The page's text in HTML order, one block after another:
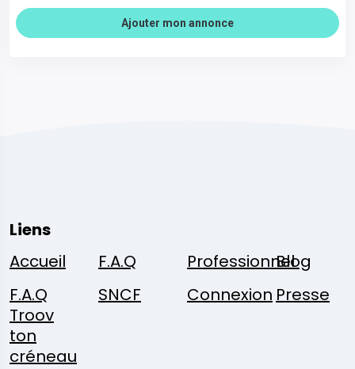
Ajouter mon annonce
Liens
Accueil
F.A.Q Professionnel
Blog
F.A.Q
Troov
ton
créneau
SNCF Connexion Presse